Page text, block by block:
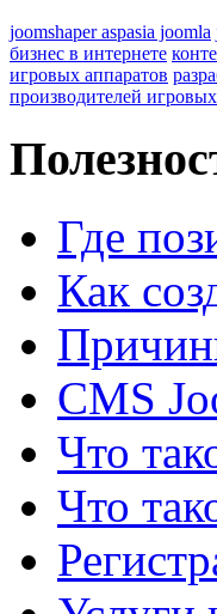
joomshaper aspasia joomla
бизнес в интернете
игровых аппаратов
производителей
Где
Как
CMS
Что
Что